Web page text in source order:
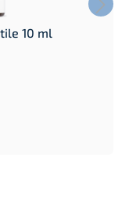
10 ml